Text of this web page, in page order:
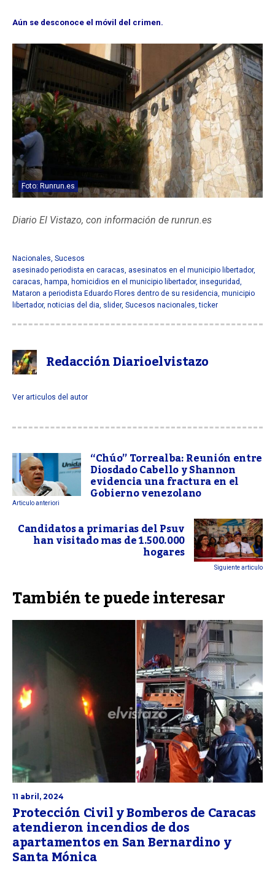
Aún se desconoce el móvil del crimen.
Foto: Runrun.es
Diario El Vistazo, con información de runrun.es
Nacionales, Sucesos
asesinado periodista en caracas, asesinatos en el municipio libertador,
caracas, hampa, homicidios en el municipio libertador, inseguridad,
Mataron a periodista Eduardo Flores dentro de su residencia, municipio
libertador, noticias del dia, slider, Sucesos nacionales,ticker
Redacción Diarioelvistazo
Ver articulos del autor
“Chúo” Torrealba: Reunión entre
Diosdado Cabello y Shannon
evidencia una fractura en el
Gobierno venezolano
Articulo anteriori
Candidatos a primarias del Psuv
han visitado mas de 1.500.000
hogares
Siguiente articulo
También te puede interesar
11 abril, 2024
Protección Civil y Bomberos de Caracas
atendieron incendios de dos
apartamentos en San Bernardino y
Santa Mónica